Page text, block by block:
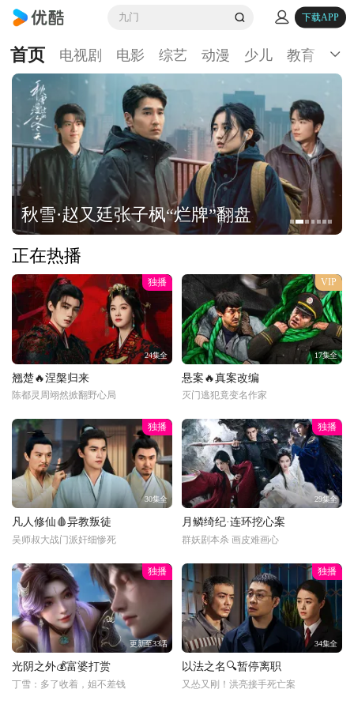
九门 下载APP
首页 电视剧 电影 综艺 动漫 少儿 教育 生
秋雪·赵又廷张子枫“烂牌”翻盘
正在热播
独播
24集全
翘楚🔥涅槃归来
陈都灵周翊然掀翻野心局
VIP
17集全
悬案🔥真案改编
灭门逃犯竟变名作家
独播
30集全
凡人修仙🩸异教叛徒
吴师叔大战门派奸细惨死
独播
29集全
月鳞绮纪·连环挖心案
群妖剧本杀 画皮难画心
独播
更新至33话
光阴之外💰富婆打赏
丁雪：多了收着，姐不差钱
独播
34集全
以法之名🔍暂停离职
又怂又刚！洪亮接手死亡案